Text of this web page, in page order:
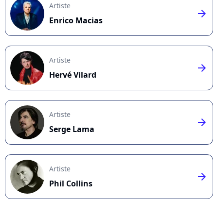
Artiste
Enrico Macias
arrow_right
Artiste
Hervé Vilard
arrow_right
Artiste
Serge Lama
arrow_right
Artiste
Phil Collins
arrow_right